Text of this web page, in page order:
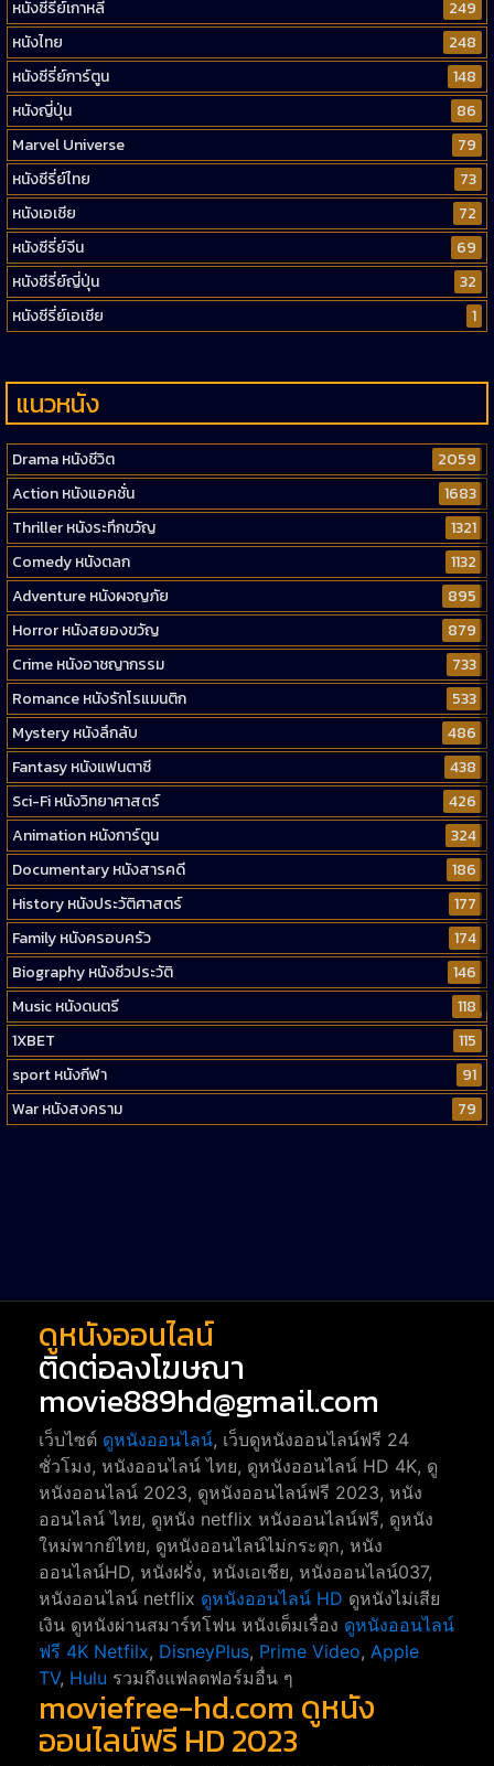
หนังซีรี่ย์เกาหลี
249
หนังไทย
248
หนังซีรี่ย์การ์ตูน
148
หนังญี่ปุ่น
86
Marvel Universe
79
หนังซีรี่ย์ไทย
73
หนังเอเชีย
72
หนังซีรี่ย์จีน
69
หนังซีรี่ย์ญี่ปุ่น
32
หนังซีรี่ย์เอเชีย
1
แนวหนัง
Drama หนังชีวิต
2059
Action หนังแอคชั่น
1683
Thriller หนังระทึกขวัญ
1321
Comedy หนังตลก
1132
Adventure หนังผจญภัย
895
Horror หนังสยองขวัญ
879
Crime หนังอาชญากรรม
733
Romance หนังรักโรแมนติก
533
Mystery หนังลึกลับ
486
Fantasy หนังแฟนตาซี
438
Sci-Fi หนังวิทยาศาสตร์
426
Animation หนังการ์ตูน
324
Documentary หนังสารคดี
186
History หนังประวัติศาสตร์
177
Family หนังครอบครัว
174
Biography หนังชีวประวัติ
146
Music หนังดนตรี
118
1XBET
115
sport หนังกีฬา
91
War หนังสงคราม
79
ดูหนังออนไลน์
ติดต่อลงโฆษณา
movie889hd@gmail.com
เว็บไซต์ ดูหนังออนไลน์, เว็บดูหนังออนไลน์ฟรี 24
ชั่วโมง, หนังออนไลน์ ไทย, ดูหนังออนไลน์ HD 4K, ดู
หนังออนไลน์ 2023, ดูหนังออนไลน์ฟรี 2023, หนัง
ออนไลน์ ไทย, ดูหนัง netflix หนังออนไลน์ฟรี, ดูหนัง
ใหม่พากย์ไทย, ดูหนังออนไลน์ไม่กระตุก, หนัง
ออนไลน์HD, หนังฝรั่ง, หนังเอเชีย, หนังออนไลน์037,
หนังออนไลน์ netflix ดูหนังออนไลน์ HD ดูหนังไม่เสีย
เงิน ดูหนังผ่านสมาร์ทโฟน หนังเต็มเรื่อง ดูหนังออนไลน์
ฟรี 4K Netfilx, DisneyPlus, Prime Video, Apple
TV, Hulu รวมถึงแฟลตฟอร์มอื่น ๆ
moviefree-hd.com ดูหนัง
ออนไลน์ฟรี HD 2023